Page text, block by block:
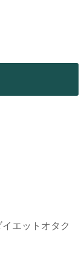
エットオタク